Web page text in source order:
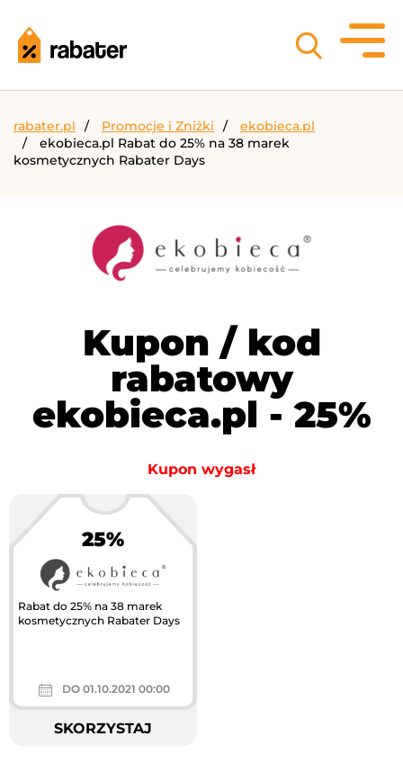
rabater.pl Promocje i Zniżki
ekobieca.pl
ekobieca.pl Rabat do 25% na 38 marek
kosmetycznych Rabater Days
Kupon / kod
rabatowy
ekobieca.pl - 25%
Kupon wygasł
25%
Rabat do 25% na 38 marek
kosmetycznych Rabater Days
DO 01.10.2021 00:00
Największa akcja
rabatowa w Polsce
SKORZYSTAJ